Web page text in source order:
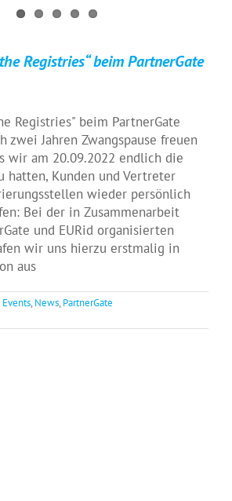
Registries“ beim PartnerGate
Registries" beim PartnerGate
zwei Jahren Zwangspause freuen
wir am 20.09.2022 endlich die
hatten, Kunden und Vertreter
wieder persönlich
Bei der in Zusammenarbeit
und EURid organisierten
wir uns hierzu erstmalig in
aus
Events, News, PartnerGate